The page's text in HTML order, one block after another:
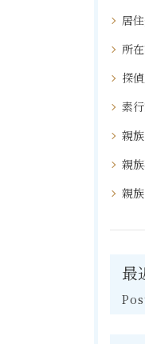
居
所
探
素
親族
親
親
最